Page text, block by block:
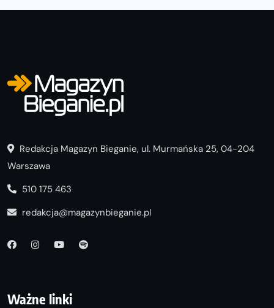
Redakcja Magazyn Bieganie, ul. Murmańska 25, 04-204
Warszawa
510 175 463
redakcja@magazynbieganie.pl
Ważne linki